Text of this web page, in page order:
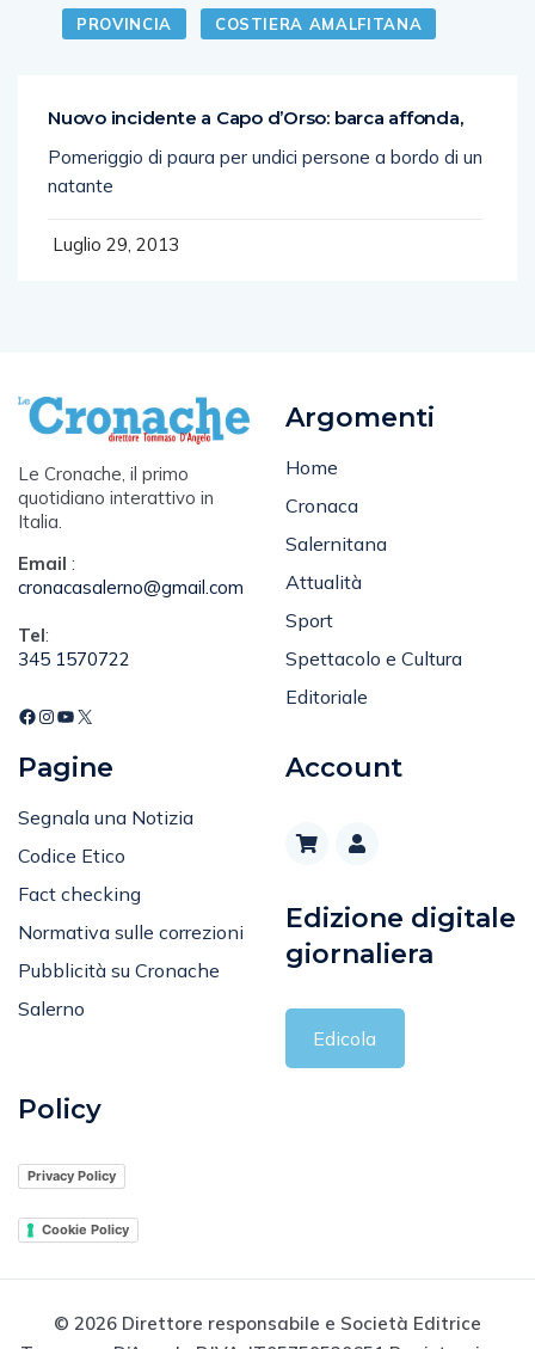
PROVINCIA COSTIERA AMALFITANA
Nuovo incidente a Capo d’Orso: barca affonda,
Pomeriggio di paura per undici persone a bordo di un
natante
Luglio 29, 2013
Le Cronache, il primo
quotidiano interattivo in
Italia.
Email :
cronacasalerno@gmail.com
Tel:
345 1570722
Argomenti
Home
Cronaca
Salernitana
Attualità
Sport
Spettacolo e Cultura
Editoriale
Pagine
Segnala una Notizia
Codice Etico
Fact checking
Normativa sulle correzioni
Pubblicità su Cronache
Salerno
Account
Edizione digitale
giornaliera
Edicola
Policy
Privacy Policy
Cookie Policy
© 2026 Direttore responsabile e Società Editrice